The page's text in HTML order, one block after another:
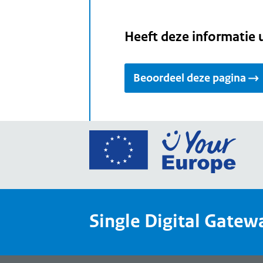
Heeft deze informatie
Beoordeel deze pagina
Ga
Your
een
Single Digital